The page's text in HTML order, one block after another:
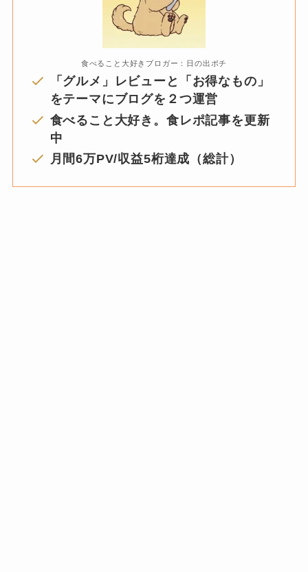
食べること大好きブロガー：日の出ポチ
「グルメ」レビューと「お得なもの」
をテーマにブログを２つ運営
食べること大好き。食レポ記事を更新
中
月間6万PV/収益5桁達成（総計）